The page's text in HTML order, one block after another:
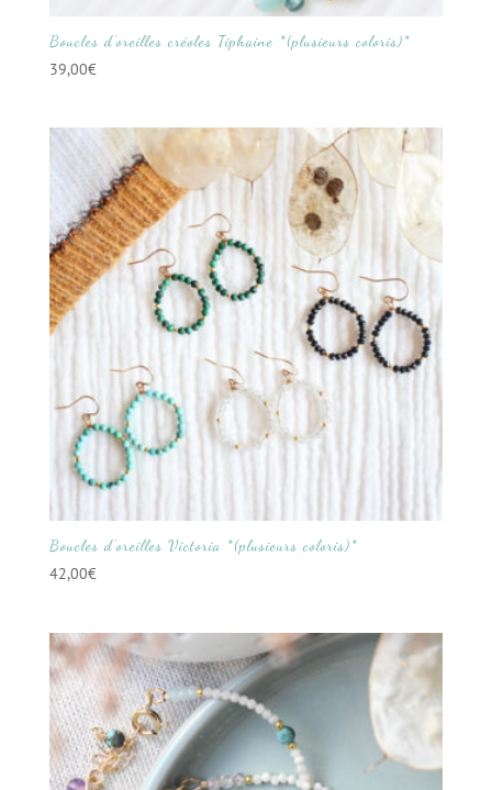
Boucles d’oreilles créoles Tiphaine *(plusieurs coloris)*
39,00€
Boucles d’oreilles Victoria *(plusieurs coloris)*
42,00€